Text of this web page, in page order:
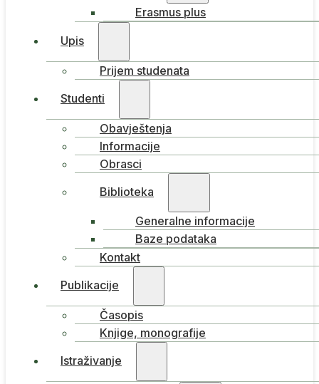
Erasmus plus
Upis
Prijem studenata
Studenti
Obavještenja
Informacije
Obrasci
Biblioteka
Generalne informacije
Baze podataka
Kontakt
Publikacije
Časopis
Knjige, monografije
Istraživanje